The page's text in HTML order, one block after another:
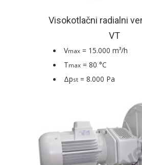
Visokotlačni radialni
VT
Vmax = 15.000 m³/h
Tmax = 80 °C
Δpst = 8.000 Pa